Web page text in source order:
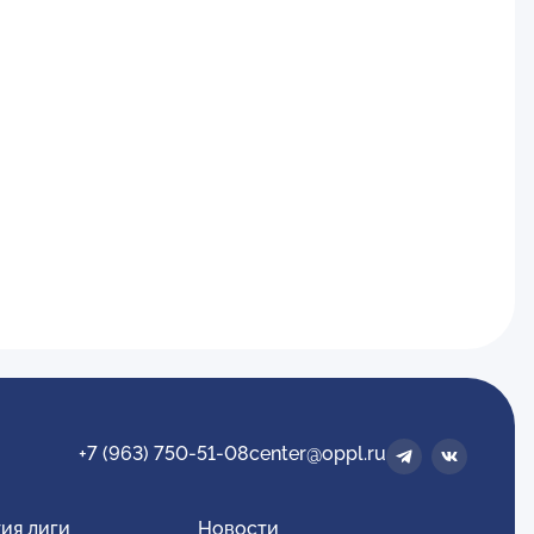
+7 (963) 750-51-08center@oppl.ru
лиги
Новости